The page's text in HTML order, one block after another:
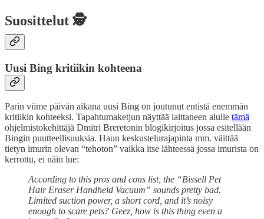
Suosittelut 🕵️
Uusi Bing kritiikin kohteena
Parin viime päivän aikana uusi Bing on joutunut entistä enemmän
kritiikin kohteeksi. Tapahtumaketjun näyttää laittaneen alulle tämä
ohjelmistokehittäjä Dmitri Breretonin blogikirjoitus jossa esitellään
Bingin puutteellisuuksia. Haun keskustelurajapinta mm. väittää
tietyn imurin olevan “tehoton” vaikka itse lähteessä jossa imurista on
kerrottu, ei näin lue:
According to this pros and cons list, the “Bissell Pet
Hair Eraser Handheld Vacuum” sounds pretty bad.
Limited suction power, a short cord, and it’s noisy
enough to scare pets? Geez, how is this thing even a